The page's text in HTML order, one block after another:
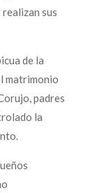
sus
de la
matrimonio
padres
la